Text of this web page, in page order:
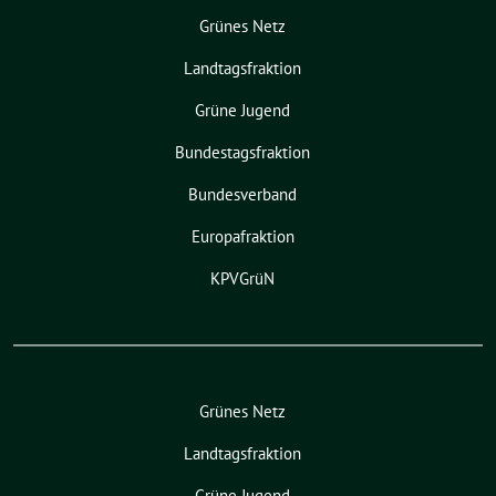
Grünes Netz
Landtagsfraktion
Grüne Jugend
Bundestagsfraktion
Bundesverband
Europafraktion
KPVGrüN
Grünes Netz
Landtagsfraktion